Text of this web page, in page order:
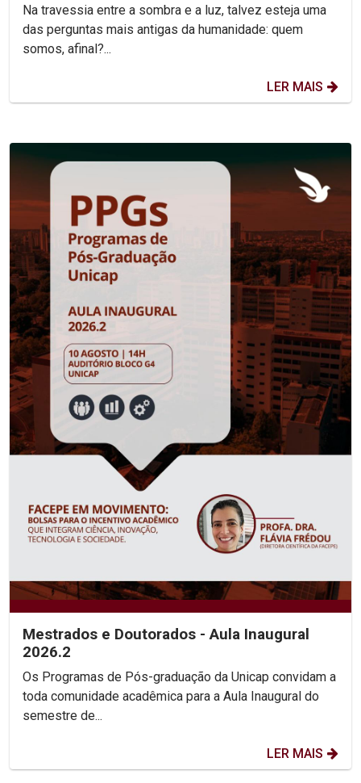
Na travessia entre a sombra e a luz, talvez esteja uma
das perguntas mais antigas da humanidade: quem
somos, afinal?...
LER MAIS
Mestrados e Doutorados - Aula Inaugural
2026.2
Os Programas de Pós-graduação da Unicap convidam a
toda comunidade acadêmica para a Aula Inaugural do
semestre de...
LER MAIS